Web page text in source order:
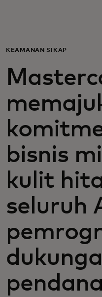
Untuk bisnis
Untuk dunia
Untuk inovator
Berita dan tren
KEAMANAN SIKAP
bisnis
kulit
seluruh